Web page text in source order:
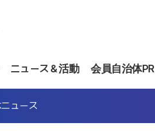
ニュース＆活動 会員自治体PR
ュース